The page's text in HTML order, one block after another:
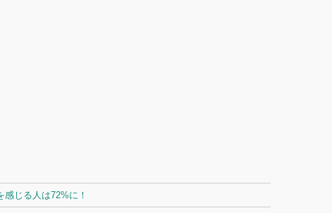
じる人は72%に！